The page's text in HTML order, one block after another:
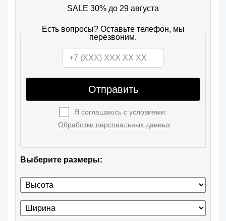
SALE 30% до 29 августа
Есть вопросы? Оставьте телефон, мы
перезвоним.
Отправить
Я соглашаюсь с условиями:
Обработки персональных данных
Выберите размеры: